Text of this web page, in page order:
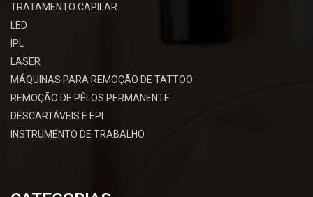
TRATAMENTO CAPILAR
LED
IPL
LASER
MÁQUINAS PARA REMOÇÃO DE TATTOO
REMOÇÃO DE PÊLOS PERMANENTE
DESCARTÁVEIS E EPI
INSTRUMENTO DE TRABALHO